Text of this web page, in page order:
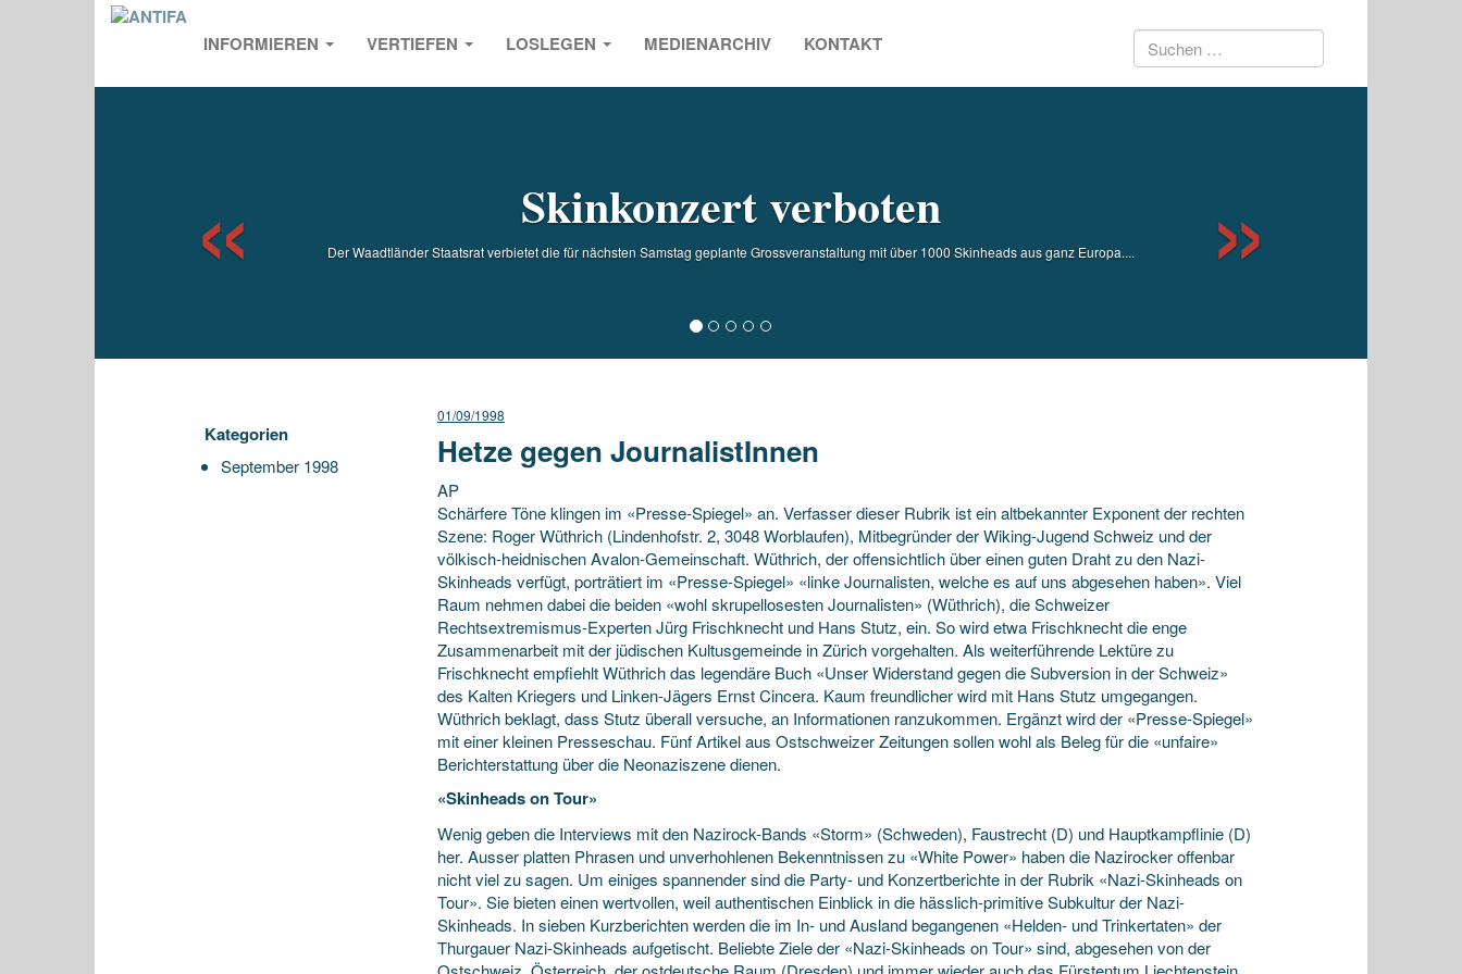
INFORMIEREN VERTIEFEN LOSLEGEN MEDIENARCHIV KONTAKT Suchen
Skinkonzert verboten
Der Waadtländer Staatsrat verbietet die für nächsten Samstag geplante Grossveranstaltung mit über 1000 Skinheads aus ganz Europa....
Kategorien
September 1998
01/09/1998
Hetze gegen JournalistInnen
AP
Schärfere Töne klingen im «Presse-Spiegel» an. Verfasser dieser Rubrik ist ein altbekannter Exponent der rechten
Szene: Roger Wüthrich (Lindenhofstr. 2, 3048 Worblaufen), Mitbegründer der Wiking-Jugend Schweiz und der
völkisch-heidnischen Avalon-Gemeinschaft. Wüthrich, der offensichtlich über einen guten Draht zu den Nazi-
Skinheads verfügt, porträtiert im «Presse-Spiegel» «linke Journalisten, welche es auf uns abgesehen haben». Viel
Raum nehmen dabei die beiden «wohl skrupellosesten Journalisten» (Wüthrich), die Schweizer
Rechtsextremismus-Experten Jürg Frischknecht und Hans Stutz, ein. So wird etwa Frischknecht die enge
Zusammenarbeit mit der jüdischen Kultusgemeinde in Zürich vorgehalten. Als weiterführende Lektüre zu
Frischknecht empfiehlt Wüthrich das legendäre Buch «Unser Widerstand gegen die Subversion in der Schweiz»
des Kalten Kriegers und Linken-Jägers Ernst Cincera. Kaum freundlicher wird mit Hans Stutz umgegangen.
Wüthrich beklagt, dass Stutz überall versuche, an Informationen ranzukommen. Ergänzt wird der «Presse-Spiegel»
mit einer kleinen Presseschau. Fünf Artikel aus Ostschweizer Zeitungen sollen wohl als Beleg für die «unfaire»
Berichterstattung über die Neonaziszene dienen.
«Skinheads on Tour»
Wenig geben die Interviews mit den Nazirock-Bands «Storm» (Schweden), Faustrecht (D) und Hauptkampflinie (D)
her. Ausser platten Phrasen und unverhohlenen Bekenntnissen zu «White Power» haben die Nazirocker offenbar
nicht viel zu sagen. Um einiges spannender sind die Party- und Konzertberichte in der Rubrik «Nazi-Skinheads on
Tour». Sie bieten einen wertvollen, weil authentischen Einblick in die hässlich-primitive Subkultur der Nazi-
Skinheads. In sieben Kurzberichten werden die im In- und Ausland begangenen «Helden- und Trinkertaten» der
Thurgauer Nazi-Skinheads aufgetischt. Beliebte Ziele der «Nazi-Skinheads on Tour» sind, abgesehen von der